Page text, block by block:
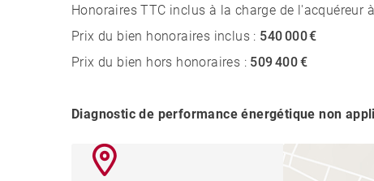
Honoraires TTC inclus à la charge de l'acquéreur
Prix du bien honoraires inclus : 540 000 €
Prix du bien hors honoraires : 509 400 €
Diagnostic de performance énergétique non